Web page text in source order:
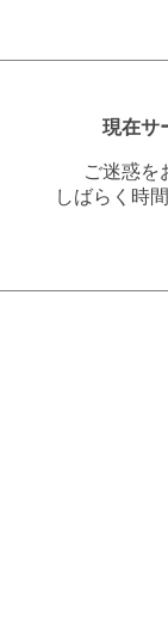
現在サ
ご迷惑を
しばらく時